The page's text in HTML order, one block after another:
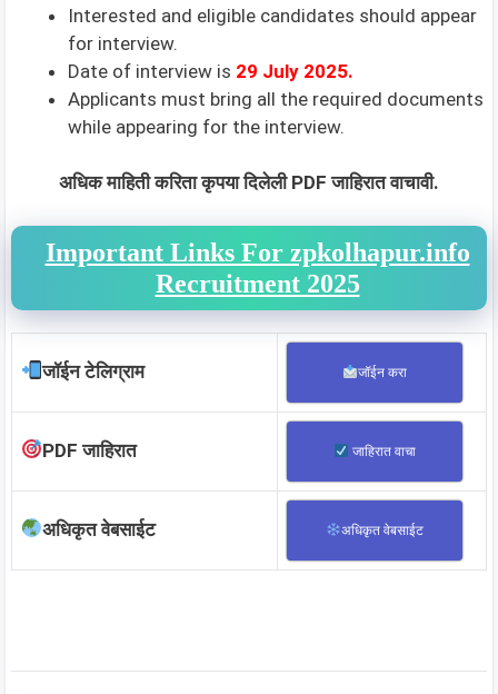
Interested and eligible candidates should appear
for interview.
Date of interview is 29 July 2025.
Applicants must bring all the required documents
while appearing for the interview.
अधिक माहिती करिता कृपया दिलेली PDF जाहिरात वाचावी.
Important Links For zpkolhapur.info
Recruitment 2025
जॉईन टेलिग्राम जॉईन करा
PDF जाहिरात जाहिरात वाचा
अधिकृत वेबसाईट अधिकृत वेबसाईट